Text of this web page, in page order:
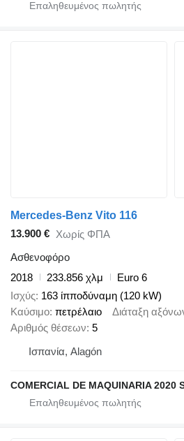
Mercedes-Benz Vito 116
13.900 € Χωρίς ΦΠΑ
Ασθενοφόρο
2018
233.856 χλμ
Euro 6
Ισχύς 163 ίπποδύναμη (120 kW)
Καύσιμο πετρέλαιο Διάταξη
Αριθμός θέσεων 5
Ισπανία, Alagón
COMERCIAL DE MAQUINARIA 2020